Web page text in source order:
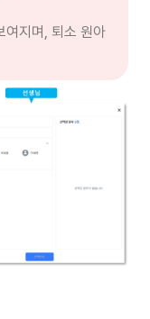
여지며, 퇴소 원아